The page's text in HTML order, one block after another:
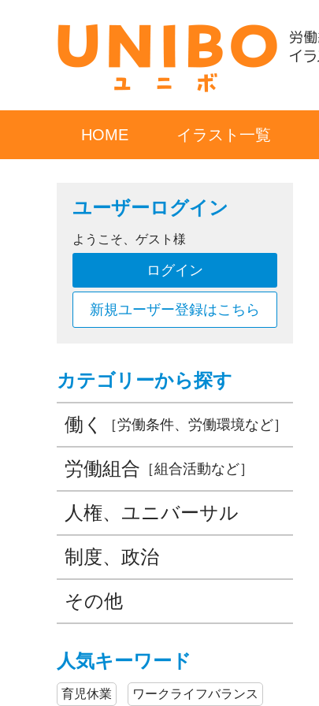
HOME イラスト一覧
ユーザーログイン
ようこそ、ゲスト様
ログイン
新規ユーザー登録はこちら
カテゴリーから探す
働く ［労働条件、労働環境など］
労働組合 ［組合活動など］
人権、ユニバーサル
制度、政治
その他
人気キーワード
育児休業 ワークライフバランス